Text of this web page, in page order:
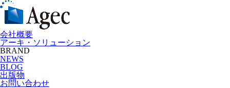
会社概要
アーキ・ソリューション
BRAND
NEWS
BLOG
出版物
お問い合わせ